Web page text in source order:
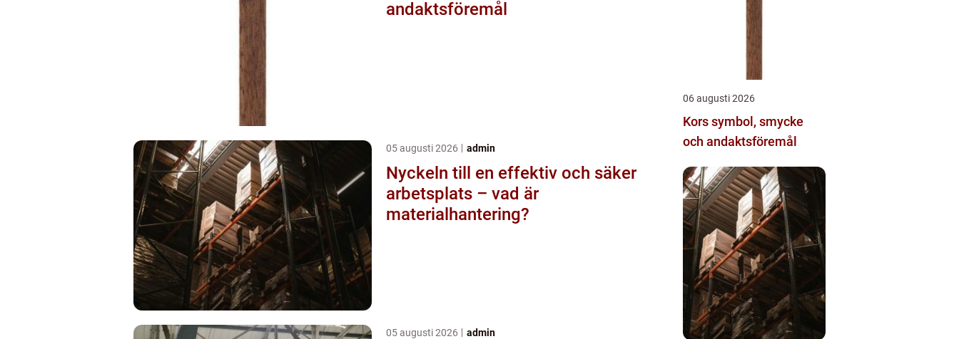
andaktsföremål
05 augusti 2026 admin
Nyckeln till en effektiv och säker
arbetsplats – vad är
materialhantering?
05 augusti 2026 admin
06 augusti 2026
Kors symbol, smycke
och andaktsföremål